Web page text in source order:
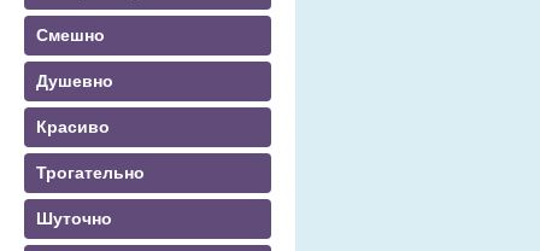
Смешно
Душевно
Красиво
Трогательно
Шуточно